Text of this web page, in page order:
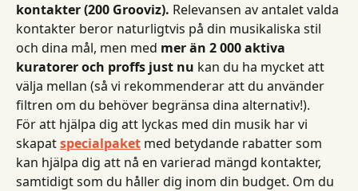
kontakter (200 Grooviz). Relevansen av antalet valda
kontakter beror naturligtvis på din musikaliska stil
och dina mål, men med mer än 2 000 aktiva
kuratorer och proffs just nu kan du ha mycket att
välja mellan (så vi rekommenderar att du använder
filtren om du behöver begränsa dina alternativ!).
För att hjälpa dig att lyckas med din musik har vi
skapat specialpaket med betydande rabatter som
kan hjälpa dig att nå en varierad mängd kontakter,
samtidigt som du håller dig inom din budget. Om du